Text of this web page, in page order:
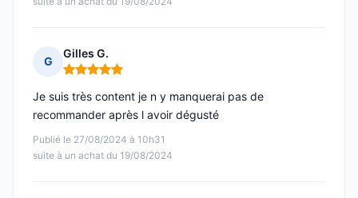
G
Gilles G.
Note : 5 sur 5
Publié le 27/08/2024 à 10h31
suite à un achat du 19/08/2024
Je suis très content je n y manquerai pas de
recommander après l avoir dégusté